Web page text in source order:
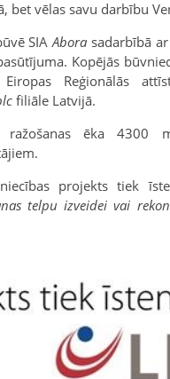
bet vēlas savu darbību
SIA Abora sadarbībā
Kopējās
Reģionālās
filiāle Latvijā.
ražošanas ēka
projekts tiek
telpu izveidei vai